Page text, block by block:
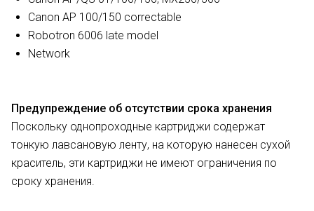
Canon AP 100/150 correctable
Robotron 6006 late model
Network
Предупреждение об отсутствии срока хранения
Поскольку однопроходные картриджи содержат
тонкую лавсановую ленту, на которую нанесен сухой
краситель, эти картриджи не имеют ограничения по
сроку хранения.